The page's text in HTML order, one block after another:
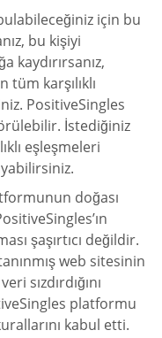
için bu
bu kişiyi
kaydırırsanız,
tüm karşılıklı
PositiveSingles
İstediğiniz
eşleşmeleri
doğası
şaşırtıcı değildir.
web sitesinin
sızdırdığını
platformu
kabul etti.